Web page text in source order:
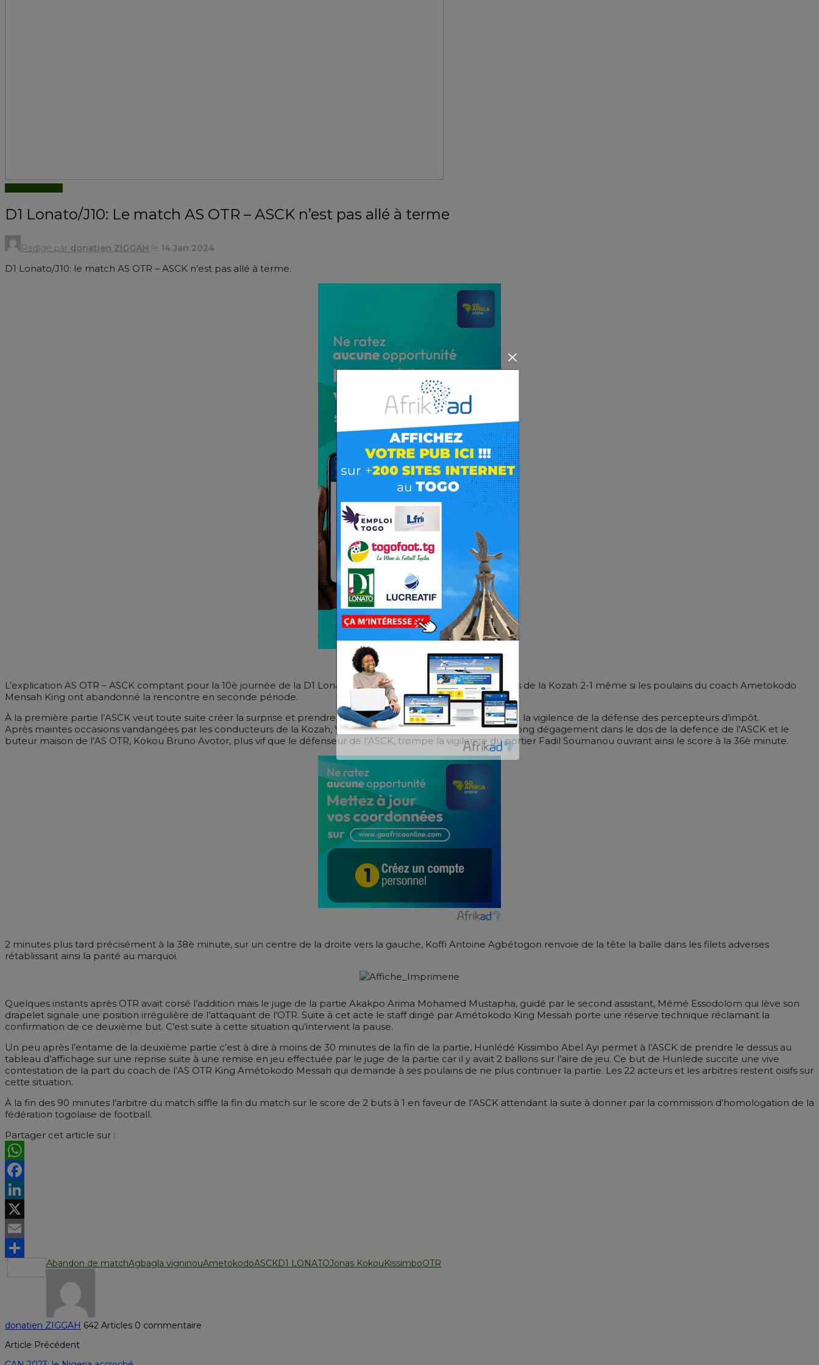
D1 Lonato/J10: Le match AS OTR – ASCK n’est pas allé à terme
Redigé par donatien ZIGGAH le 14 Jan 2024
D1 Lonato/J10: le match AS OTR – ASCK n’est pas allé à terme.
L’explication AS OTR – ASCK comptant pour la 10è journée de la D1 Lonato a tourné à l’avantage des chauffeurs de la Kozah 2-1 même si les poulains du coach Ametokodo
Mensah King ont abandonné la rencontre en seconde période.
À la première partie l’ASCK veut toute suite créer la surprise et prendre le dessus, mais c’est sans compter avec la vigilence de la défense des percepteurs d’impôt.
Après maintes occasions vandangées par les conducteurs de la Kozah, Vigninou Koffi Daniel Agbagla a fait un long dégagement dans le dos de la defence de l’ASCK et le
buteur maison de l’AS OTR, Kokou Bruno Avotor, plus vif que le défenseur de l’ASCK, trompe la vigilence du portier Fadil Soumanou ouvrant ainsi le score à la 36è minute.
2 minutes plus tard précisément à la 38è minute, sur un centre de la droite vers la gauche, Koffi Antoine Agbétogon renvoie de la tête la balle dans les filets adverses
rétablissant ainsi la parité au marquoi.
Quelques instants après OTR avait corsé l’addition mais le juge de la partie Akakpo Arima Mohamed Mustapha, guidé par le second assistant, Mémé Essodolom qui lève son
drapelet signale une position irrégulière de l’attaquant de l’OTR. Suite à cet acte le staff dirigé par Amétokodo King Messah porte une réserve technique réclamant la
confirmation de ce deuxième but. C’est suite à cette situation qu’intervient la pause.
Un peu après l’entame de la deuxième partie c’est à dire à moins de 30 minutes de la fin de la partie, Hunlédé Kissimbo Abel Ayi permet à l’ASCK de prendre le dessus au
tableau d’affichage sur une reprise suite à une remise en jeu effectuée par le juge de la partie car il y avait 2 ballons sur l’aire de jeu. Ce but de Hunlede succite une vive
contestation de la part du coach de l’AS OTR King Amétokodo Messah qui demande à ses poulains de ne plus continuer la partie. Les 22 acteurs et les arbitres restent oisifs sur
cette situation.
À la fin des 90 minutes l’arbitre du match siffle la fin du match sur le score de 2 buts à 1 en faveur de l’ASCK attendant la suite à donner par la commission d’homologation de la
fédération togolaise de football.
Partager cet article sur :
WhatsApp
Facebook
LinkedIn
X
Email
Partager
Abandon de matchAgbagla vigninouAmetokodoASCKD1 LONATOJonas KokouKissimboOTR
donatien ZIGGAH 642 Articles 0 commentaire
Article Précédent